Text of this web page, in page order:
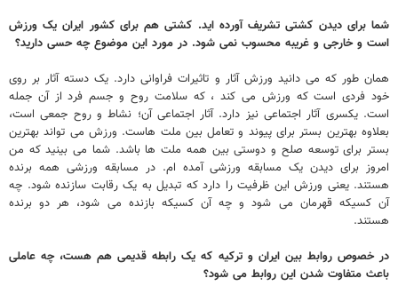
شما برای دیدن کشتی تشریف آورده اید. کشتی هم برای کشور ایران یک ورزش
است و خارجی و غریبه محسوب نمی شود. در مورد این موضوع چه حسی دارید؟
همان طور که می دانید ورزش آثار و تاثیرات فراوانی دارد. یک دسته آثار بر روی
خود فردی است که ورزش می کند ، که سلامت روح و جسم فرد از آن جمله
است. یکسری آثار اجتماعی نیز دارد. آثار اجتماعی آن؛ نشاط و روح جمعی است،
بعلاوه بهترین بستر برای پیوند و تعامل بین ملت هاست. ورزش می تواند بهترین
بستر برای توسعه صلح و دوستی بین همه ملت ها باشد. شما می بینید که من
امروز برای دیدن یک مسابقه ورزشی آمده ام. در مسابقه ورزشی همه برنده
هستند. یعنی ورزش این ظرفیت را دارد که تبدیل به یک رقابت سازنده شود. چه
آن کسیکه قهرمان می شود و چه آن کسیکه بازنده می شود، هر دو برنده
هستند.
در خصوص روابط بین ایران و ترکیه که یک رابطه قدیمی هم هست، چه عاملی
باعث متفاوت شدن این روابط می شود؟